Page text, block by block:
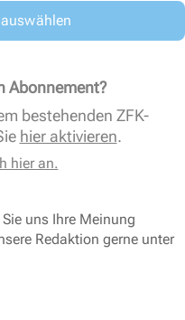
Abonnement?
bestehenden ZFK-
hier aktivieren.
hier an.
uns Ihre Meinung
Redaktion gerne unter